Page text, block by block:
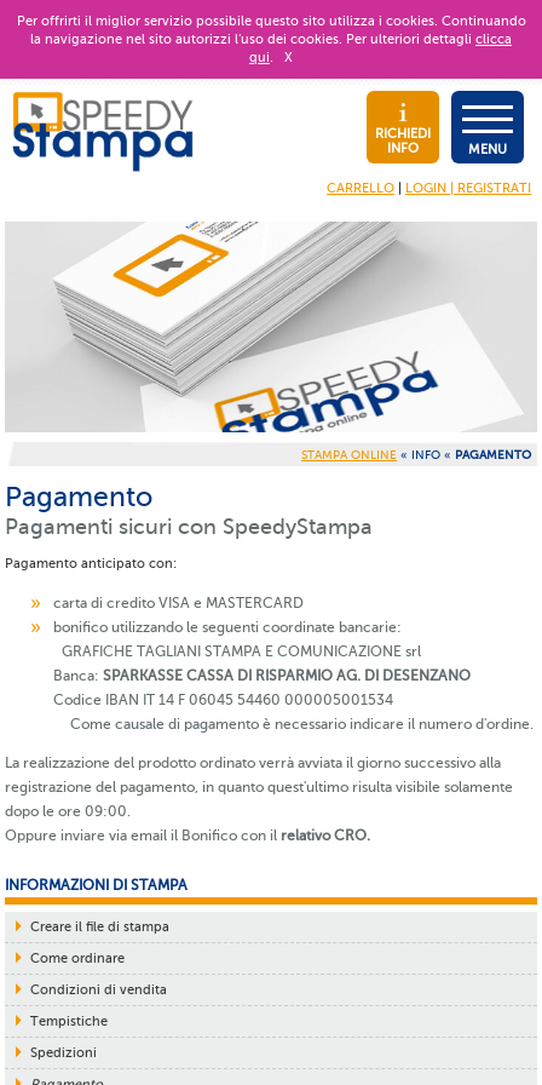
Per offrirti il miglior servizio possibile questo sito utilizza i cookies. Continuando
la navigazione nel sito autorizzi l’uso dei cookies. Per ulteriori dettagli clicca
qui. X
RICHIEDI
INFO
MENU
CARRELLO LOGIN | REGISTRATI
STAMPA ONLINE « INFO « PAGAMENTO
Pagamento
Pagamenti sicuri con SpeedyStampa
Pagamento anticipato con:
carta di credito VISA e MASTERCARD
bonifico utilizzando le seguenti coordinate bancarie:
GRAFICHE TAGLIANI STAMPA E COMUNICAZIONE srl
Banca:SPARKASSE CASSA DI RISPARMIO AG. DI DESENZANO
Codice IBAN IT 14 F 06045 54460 000005001534
Come causale di pagamento è necessario indicare il numero d'ordine.
La realizzazione del prodotto ordinato verrà avviata il giorno successivo alla
registrazione del pagamento, in quanto quest'ultimo risulta visibile solamente
dopo le ore 09:00.
Oppure inviare via email il Bonifico con il relativo CRO.
INFORMAZIONI DI STAMPA
Creare il file di stampa
Come ordinare
Condizioni di vendita
Tempistiche
Spedizioni